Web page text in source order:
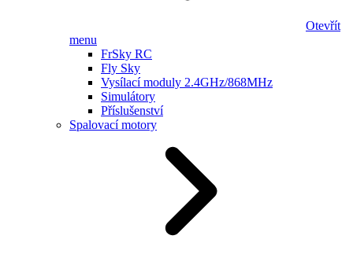
Otevřít
menu
FrSky RC
Fly Sky
Vysílací moduly 2.4GHz/868MHz
Simulátory
Příslušenství
Spalovací motory